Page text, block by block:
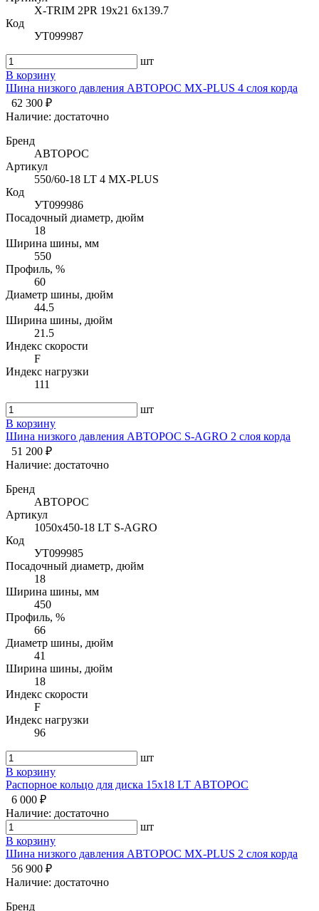
X-TRIM 2PR 19х21 6x139.7
Код
УТ099987
шт
В корзину
Шина низкого давления АВТОРОС MX-PLUS 4 слоя корда
62 300 ₽
Наличие: достаточно
Бренд
АВТОРОС
Артикул
550/60-18 LT 4 MX-PLUS
Код
УТ099986
Посадочный диаметр, дюйм
18
Ширина шины, мм
550
Профиль, %
60
Диаметр шины, дюйм
44.5
Ширина шины, дюйм
21.5
Индекс скорости
F
Индекс нагрузки
111
шт
В корзину
Шина низкого давления АВТОРОС S-AGRO 2 слоя корда
51 200 ₽
Наличие: достаточно
Бренд
АВТОРОС
Артикул
1050x450-18 LT S-AGRO
Код
УТ099985
Посадочный диаметр, дюйм
18
Ширина шины, мм
450
Профиль, %
66
Диаметр шины, дюйм
41
Ширина шины, дюйм
18
Индекс скорости
F
Индекс нагрузки
96
шт
В корзину
Распорное кольцо для диска 15х18 LT АВТОРОС
6 000 ₽
Наличие: достаточно
шт
В корзину
Шина низкого давления АВТОРОС MX-PLUS 2 слоя корда
56 900 ₽
Наличие: достаточно
Бренд